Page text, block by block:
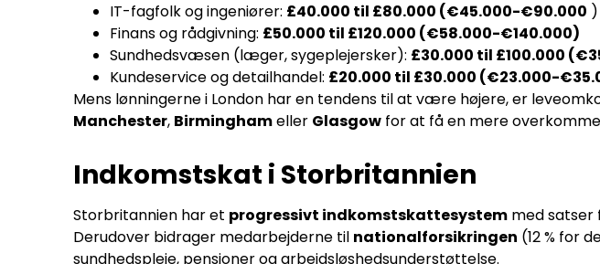
IT-fagfolk og ingeniører: £40.000 til £80.000 (€45.000-€90.000
Finans og rådgivning: £50.000 til £120.000 (€58.000-€140.000)
Sundhedsvæsen (læger, sygeplejersker): £30.000 til £100.000
Kundeservice og detailhandel: £20.000 til £30.000 (€23.000-
Mens lønningerne i London har en tendens til at være højere, er
Manchester, Birminghameller Glasgow for at få en mere
Indkomstskat i Storbritannien
Storbritannien har et progressivt indkomstskattesystem med satser
Derudover bidrager medarbejderne til nationalforsikringen (12 % for
sundhedspleje, pensioner og arbejdsløshedsunderstøttelse.